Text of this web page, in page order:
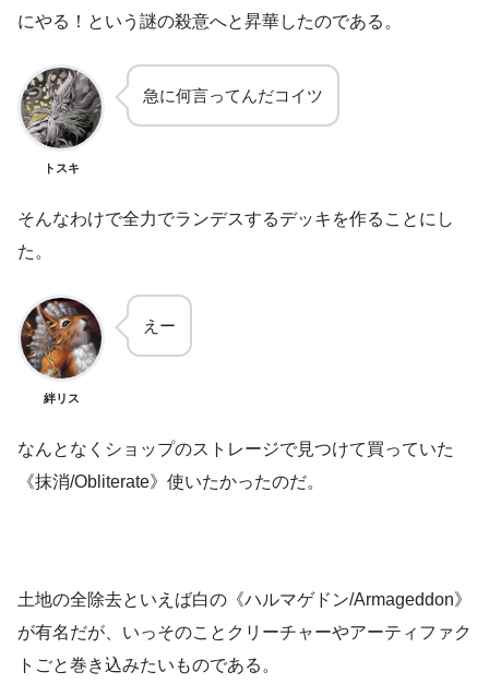
にやる！という謎の殺意へと昇華したのである。
トスキ
急に何言ってんだコイツ
そんなわけで全力でランデスするデッキを作ることにし
た。
絆リス
えー
なんとなくショップのストレージで見つけて買っていた
《抹消/Obliterate》使いたかったのだ。
土地の全除去といえば白の《ハルマゲドン/Armageddon》
が有名だが、いっそのことクリーチャーやアーティファク
トごと巻き込みたいものである。